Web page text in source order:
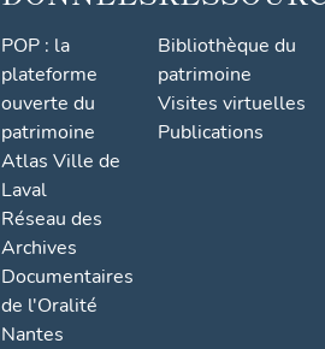
POP : la
plateforme
ouverte du
patrimoine
Atlas Ville de
Laval
Réseau des
Archives
Documentaires
de l'Oralité
Nantes
Bibliothèque du
patrimoine
Visites virtuelles
Publications